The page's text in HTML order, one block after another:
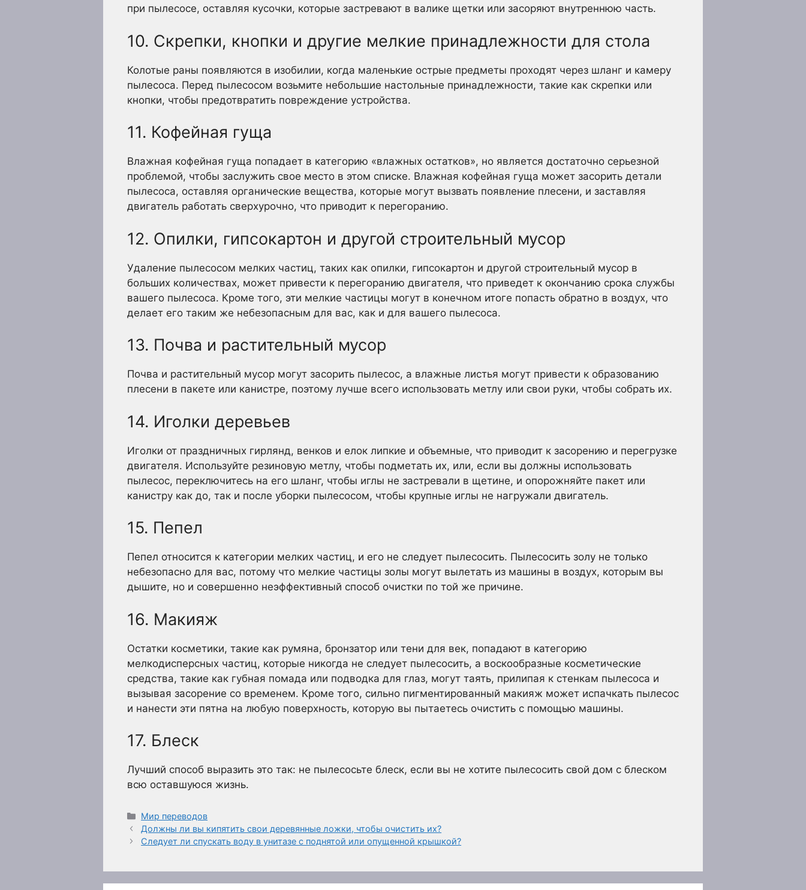
при пылесосе, оставляя кусочки, которые застревают в валике щетки или засоряют внутреннюю часть.
10. Скрепки, кнопки и другие мелкие принадлежности для стола
Колотые раны появляются в изобилии, когда маленькие острые предметы проходят через шланг и камеру
пылесоса. Перед пылесосом возьмите небольшие настольные принадлежности, такие как скрепки или
кнопки, чтобы предотвратить повреждение устройства.
11. Кофейная гуща
Влажная кофейная гуща попадает в категорию «влажных остатков», но является достаточно серьезной
проблемой, чтобы заслужить свое место в этом списке. Влажная кофейная гуща может засорить детали
пылесоса, оставляя органические вещества, которые могут вызвать появление плесени, и заставляя
двигатель работать сверхурочно, что приводит к перегоранию.
12. Опилки, гипсокартон и другой строительный мусор
Удаление пылесосом мелких частиц, таких как опилки, гипсокартон и другой строительный мусор в
больших количествах, может привести к перегоранию двигателя, что приведет к окончанию срока службы
вашего пылесоса. Кроме того, эти мелкие частицы могут в конечном итоге попасть обратно в воздух, что
делает его таким же небезопасным для вас, как и для вашего пылесоса.
13. Почва и растительный мусор
Почва и растительный мусор могут засорить пылесос, а влажные листья могут привести к образованию
плесени в пакете или канистре, поэтому лучше всего использовать метлу или свои руки, чтобы собрать их.
14. Иголки деревьев
Иголки от праздничных гирлянд, венков и елок липкие и объемные, что приводит к засорению и перегрузке
двигателя. Используйте резиновую метлу, чтобы подметать их, или, если вы должны использовать
пылесос, переключитесь на его шланг, чтобы иглы не застревали в щетине, и опорожняйте пакет или
канистру как до, так и после уборки пылесосом, чтобы крупные иглы не нагружали двигатель.
15. Пепел
Пепел относится к категории мелких частиц, и его не следует пылесосить. Пылесосить золу не только
небезопасно для вас, потому что мелкие частицы золы могут вылетать из машины в воздух, которым вы
дышите, но и совершенно неэффективный способ очистки по той же причине.
16. Макияж
Остатки косметики, такие как румяна, бронзатор или тени для век, попадают в категорию
мелкодисперсных частиц, которые никогда не следует пылесосить, а воскообразные косметические
средства, такие как губная помада или подводка для глаз, могут таять, прилипая к стенкам пылесоса и
вызывая засорение со временем. Кроме того, сильно пигментированный макияж может испачкать пылесос
и нанести эти пятна на любую поверхность, которую вы пытаетесь очистить с помощью машины.
17. Блеск
Лучший способ выразить это так: не пылесосьте блеск, если вы не хотите пылесосить свой дом с блеском
всю оставшуюся жизнь.
Рубрики
Мир переводов
Должны ли вы кипятить свои деревянные ложки, чтобы очистить их?
Следует ли спускать воду в унитазе с поднятой или опущенной крышкой?